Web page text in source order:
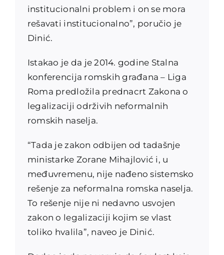
institucionalni problem i on se mora
rešavati institucionalno”, poručio je
Dinić.
Istakao je da je 2014. godine Stalna
konferencija romskih građana – Liga
Roma predložila prednacrt Zakona o
legalizaciji održivih neformalnih
romskih naselja.
“Tada je zakon odbijen od tadašnje
ministarke Zorane Mihajlović i, u
međuvremenu, nije nađeno sistemsko
rešenje za neformalna romska naselja.
To rešenje nije ni nedavno usvojen
zakon o legalizaciji kojim se vlast
toliko hvalila”, naveo je Dinić.